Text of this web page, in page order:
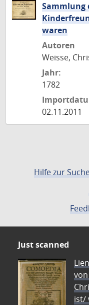
Sammlung
waren
Autoren
Weisse,
Jahr:
1782
02.11.2011
Hilfe zur
Just scanned
ist/